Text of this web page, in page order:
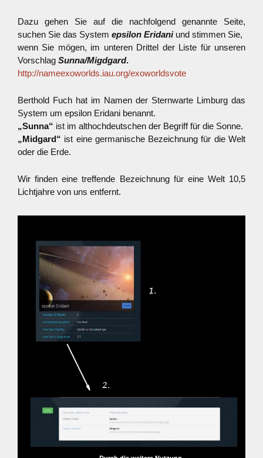
Dazu gehen Sie auf die nachfolgend genannte Seite,
suchen Sie das System epsilon Eridaniund stimmen Sie,
wenn Sie mögen, im unteren Drittel der Liste für unseren
Vorschlag Sunna/Migdgard.
http://nameexoworlds.iau.org/exoworldsvote
Berthold Fuch hat im Namen der Sternwarte Limburg das
System um epsilon Eridani benannt.
„Sunna“ ist im althochdeutschen der Begriff für die Sonne.
„Midgard“ ist eine germanische Bezeichnung für die Welt
oder die Erde.
Wir finden eine treffende Bezeichnung für eine Welt 10,5
Lichtjahre von uns entfernt.